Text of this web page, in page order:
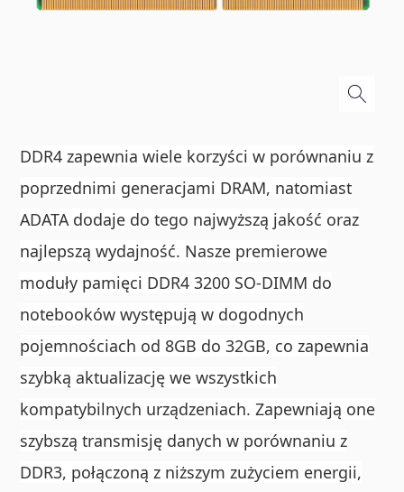
DDR4 zapewnia wiele korzyści w porównaniu z
poprzednimi generacjami DRAM, natomiast
ADATA dodaje do tego najwyższą jakość oraz
najlepszą wydajność. Nasze premierowe
moduły pamięci DDR4 3200 SO-DIMM do
notebooków występują w dogodnych
pojemnościach od 8GB do 32GB, co zapewnia
szybką aktualizację we wszystkich
kompatybilnych urządzeniach. Zapewniają one
szybszą transmisję danych w porównaniu z
DDR3, połączoną z niższym zużyciem energii,